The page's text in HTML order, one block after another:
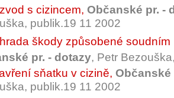
s cizincem, Občanské pr. -
publik.19 11 2002
škody způsobené soudním
pr. - dotazy, Petr
sňatku v cizině, Občanské
publik.19 11 2002